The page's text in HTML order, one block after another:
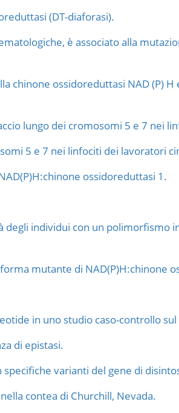
(DT-diaforasi).
è associato alla
chinone ossidoreduttasi NAD (P) H
lungo dei cromosomi 5 e 7 nei
5 e 7 nei linfociti dei lavoratori
ossidoreduttasi 1.
individui con un polimorfismo
mutante di NAD(P)H:chinone
in uno studio caso-controllo
di epistasi.
varianti del gene di
contea di Churchill, Nevada.